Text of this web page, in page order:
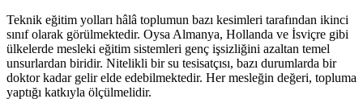
Teknik eğitim yolları hâlâ toplumun bazı kesimleri tarafından ikinci
sınıf olarak görülmektedir. Oysa Almanya, Hollanda ve İsviçre gibi
ülkelerde mesleki eğitim sistemleri genç işsizliğini azaltan temel
unsurlardan biridir. Nitelikli bir su tesisatçısı, bazı durumlarda bir
doktor kadar gelir elde edebilmektedir. Her mesleğin değeri, topluma
yaptığı katkıyla ölçülmelidir.